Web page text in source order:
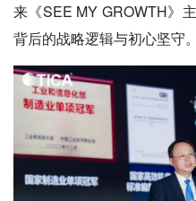
来《SEE MY GROWTH》
背后的战略逻辑与初心坚守。